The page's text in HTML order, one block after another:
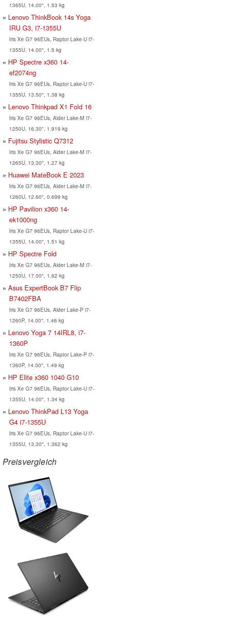
1365U, 14.00", 1.53 kg
Lenovo ThinkBook 14s Yoga
IRU G3, i7-1355U
Iris Xe G7 96EUs, Raptor Lake-U i7-
1355U, 14.00", 1.5 kg
HP Spectre x360 14-
ef2074ng
Iris Xe G7 96EUs, Raptor Lake-U i7-
1355U, 13.50", 1.38 kg
Lenovo Thinkpad X1 Fold 16
Iris Xe G7 96EUs, Alder Lake-M i7-
1250U, 16.30", 1.919 kg
Fujitsu Stylistic Q7312
Iris Xe G7 96EUs, Alder Lake-M i7-
1265U, 13.30", 1.27 kg
Huawei MateBook E 2023
Iris Xe G7 96EUs, Alder Lake-M i7-
1260U, 12.60", 0.699 kg
HP Pavilion x360 14-
ek1000ng
Iris Xe G7 96EUs, Raptor Lake-U i7-
1355U, 14.00", 1.51 kg
HP Spectre Fold
Iris Xe G7 96EUs, Alder Lake-M i7-
1250U, 17.00", 1.62 kg
Asus ExpertBook B7 Flip
B7402FBA
Iris Xe G7 96EUs, Alder Lake-P i7-
1260P, 14.00", 1.46 kg
Lenovo Yoga 7 14IRL8, i7-
1360P
Iris Xe G7 96EUs, Raptor Lake-P i7-
1360P, 14.00", 1.49 kg
HP Elite x360 1040 G10
Iris Xe G7 96EUs, Raptor Lake-U i7-
1355U, 14.00", 1.34 kg
Lenovo ThinkPad L13 Yoga
G4 i7-1355U
Iris Xe G7 96EUs, Raptor Lake-U i7-
1355U, 13.30", 1.362 kg
Preisvergleich